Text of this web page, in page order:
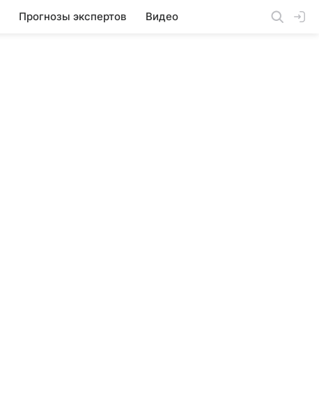
Прогнозы экспертов Видео